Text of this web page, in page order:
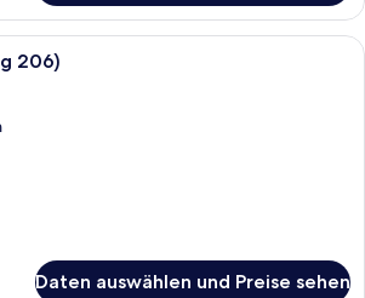
Ein Schlafzimmer mit einem großen
206)
Daten auswählen und Preise sehen